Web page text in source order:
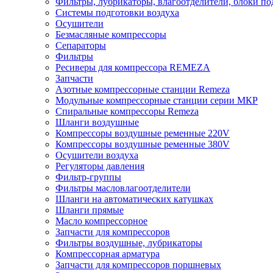
Системы подготовки воздуха
Осушители
Безмасляные компрессоры
Сепараторы
Фильтры
Ресиверы для компрессора REMEZA
Запчасти
Азотные компрессорные станции Remeza
Модульные компрессорные станции серии МКР
Спиральные компрессоры Remeza
Шланги воздушные
Компрессоры воздушные ременные 220V
Компрессоры воздушные ременные 380V
Осушители воздуха
Регуляторы давления
Фильтр-группы
Фильтры масловлагоотделители
Шланги на автоматических катушках
Шланги прямые
Масло компрессорное
Запчасти для компрессоров
Фильтры воздушные, лубрикаторы
Компрессорная арматура
Запчасти для компрессоров поршневых